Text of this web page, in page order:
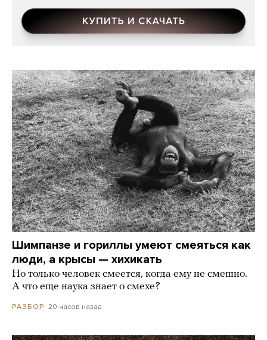
Шимпанзе и гориллы умеют смеяться как
люди, а крысы — хихикать
Но только человек смеется, когда ему не смешно.
А что еще наука знает о смехе?
РАЗБОР 20 часов назад